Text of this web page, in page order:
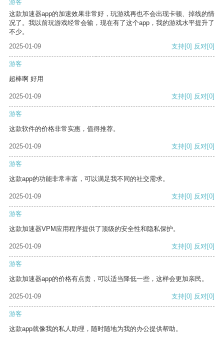
游客
这款加速器app的加速效果非常好，玩游戏再也不会出现卡顿、掉线的情
况了。我以前玩游戏经常会输，现在有了这个app，我的游戏水平提升了
不少。
2025-01-09
支持[0] 反对[0]
游客
超棒啊 好用
2025-01-09 支持[0] 反对[0]
游客
这款软件的价格非常实惠，值得推荐。
2025-01-09 支持[0] 反对[0]
游客
这款app的功能非常丰富，可以满足我不同的社交需求。
2025-01-09 支持[0] 反对[0]
游客
这款加速器VPM应用程序提供了顶级的安全性和隐私保护。
2025-01-09 支持[0] 反对[0]
游客
这款加速器app的价格有点贵，可以适当降低一些，这样会更加亲民。
2025-01-09 支持[0] 反对[0]
游客
这款app就像我的私人助理，随时随地为我的办公提供帮助。